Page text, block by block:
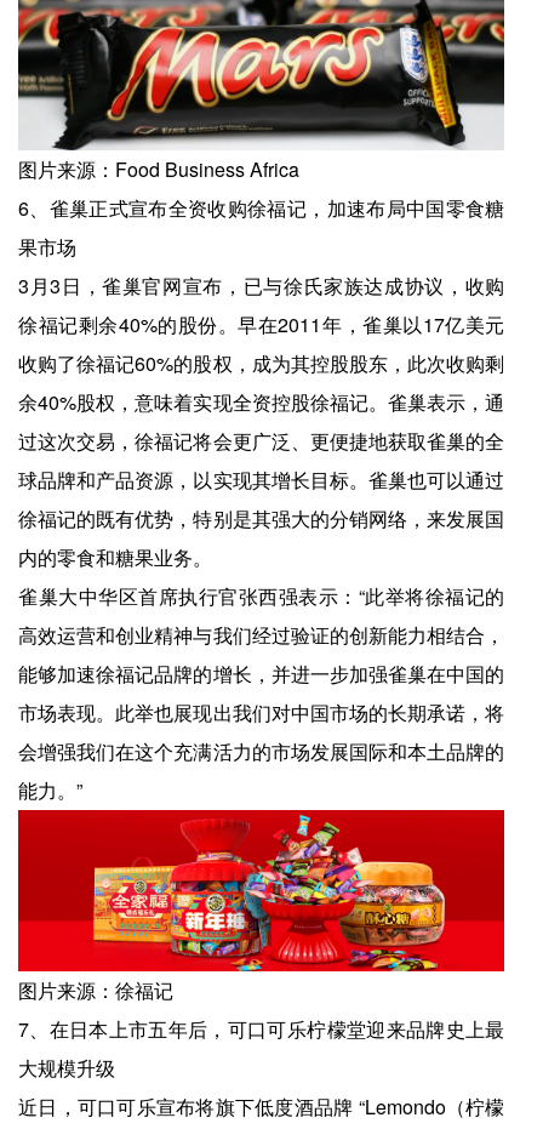
图片来源：Food Business Africa
6、雀巢正式宣布全资收购徐福记，加速布局中国零食糖
果市场
3月3日，雀巢官网宣布，已与徐氏家族达成协议，收购
徐福记剩余40%的股份。早在2011年，雀巢以17亿美元
收购了徐福记60%的股权，成为其控股股东，此次收购剩
余40%股权，意味着实现全资控股徐福记。雀巢表示，通
过这次交易，徐福记将会更广泛、更便捷地获取雀巢的全
球品牌和产品资源，以实现其增长目标。雀巢也可以通过
徐福记的既有优势，特别是其强大的分销网络，来发展国
内的零食和糖果业务。
雀巢大中华区首席执行官张西强表示：“此举将徐福记的
高效运营和创业精神与我们经过验证的创新能力相结合，
能够加速徐福记品牌的增长，并进一步加强雀巢在中国的
市场表现。此举也展现出我们对中国市场的长期承诺，将
会增强我们在这个充满活力的市场发展国际和本土品牌的
能力。”
图片来源：徐福记
7、在日本上市五年后，可口可乐柠檬堂迎来品牌史上最
大规模升级
近日，可口可乐宣布将旗下低度酒品牌 “Lemondo（柠檬